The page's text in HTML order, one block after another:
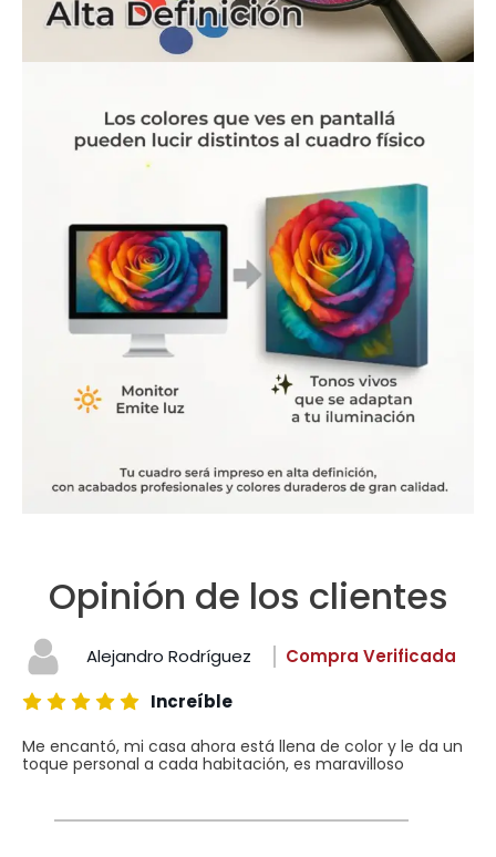
Opinión de los clientes
Alejandro Rodríguez
Compra Verificada
Increíble
Me encantó, mi casa ahora está llena de color y le da un
toque personal a cada habitación, es maravilloso